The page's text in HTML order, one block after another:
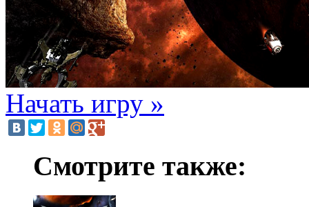
Начать игру »
Смотрите также: